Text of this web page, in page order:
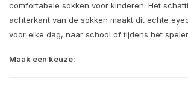
comfortabele sokken voor kinderen. Het
achterkant van de sokken maakt dit echte
voor elke dag, naar school of tijdens het
Maak een keuze: